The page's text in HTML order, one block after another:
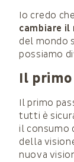
Io credo
cambiare il
del mondo
possiamo
Il primo
Il primo
tutti è
il consumo
della
nuova